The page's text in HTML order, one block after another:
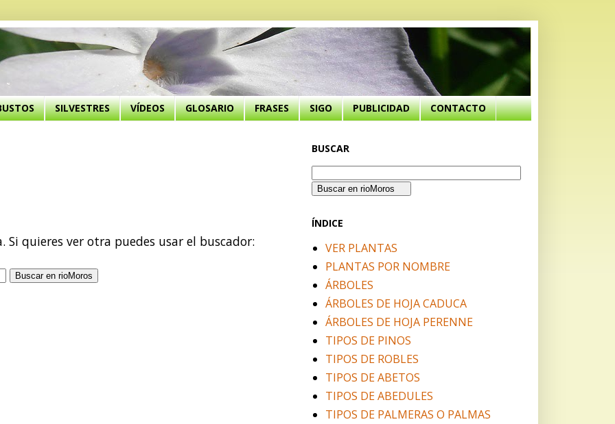
SILVESTRES VÍDEOS GLOSARIO FRASES SIGO PUBLICIDAD CONTACTO
quieres ver otra puedes usar el buscador:
BUSCAR
ÍNDICE
VER PLANTAS
PLANTAS POR NOMBRE
ÁRBOLES
ÁRBOLES DE HOJA CADUCA
ÁRBOLES DE HOJA PERENNE
TIPOS DE PINOS
TIPOS DE ROBLES
TIPOS DE ABETOS
TIPOS DE ABEDULES
TIPOS DE PALMERAS O PALMAS